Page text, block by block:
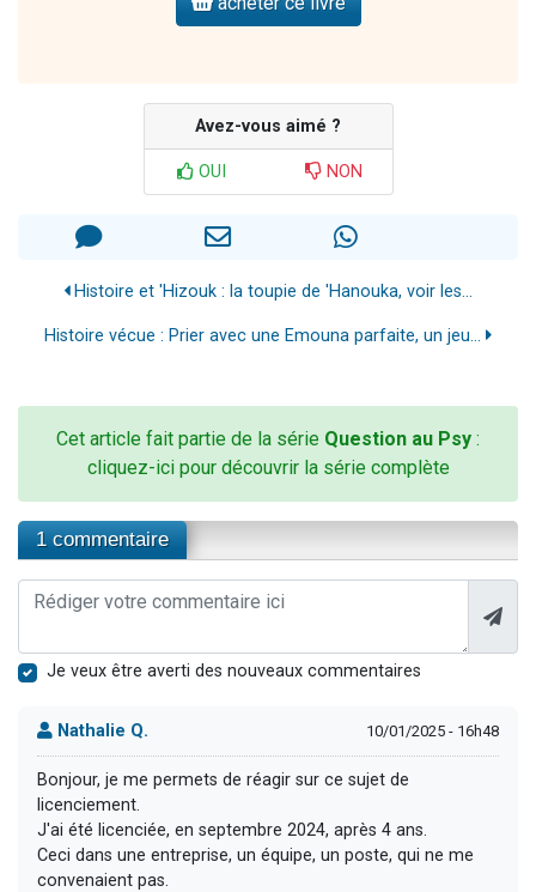
Avez-vous aimé ?
OUI NON
Histoire et 'Hizouk : la toupie de 'Hanouka, voir les...
Histoire vécue : Prier avec une Emouna parfaite, un jeu...
Cet article fait partie de la série Question au Psy :
cliquez-ici pour découvrir la série complète
1 commentaire
Je veux être averti des nouveaux commentaires
Nathalie Q. 10/01/2025 - 16h48
Bonjour, je me permets de réagir sur ce sujet de
licenciement.
J'ai été licenciée, en septembre 2024, après 4 ans.
Ceci dans une entreprise, un équipe, un poste, qui ne me
convenaient pas.